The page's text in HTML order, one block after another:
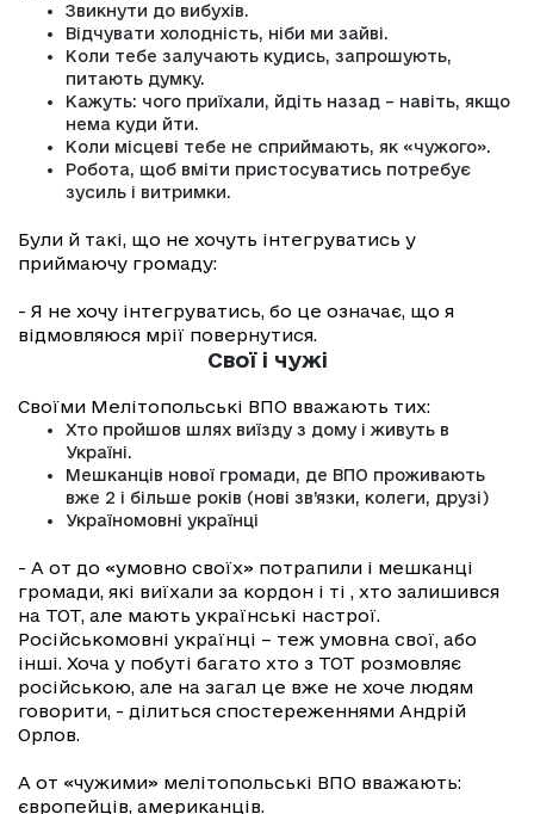
Звикнути до вибухів.
Відчувати холодність, ніби ми зайві.
Коли тебе залучають кудись, запрошують,
питають думку.
Кажуть: чого приїхали, йдіть назад – навіть, якщо
нема куди йти.
Коли місцеві тебе не сприймають, як «чужого».
Робота, щоб вміти пристосуватись потребує
зусиль і витримки.
Були й такі, що не хочуть інтегруватись у
приймаючу громаду:
- Я не хочу інтегруватись, бо це означає, що я
відмовляюся мрії повернутися.
Свої і чужі
Своїми Мелітопольські ВПО вважають тих:
Хто пройшов шлях виїзду з дому і живуть в
Україні.
Мешканців нової громади, де ВПО проживають
вже 2 і більше років (нові зв’язки, колеги, друзі)
Україномовні українці
- А от до «умовно своїх» потрапили і мешканці
громади, які виїхали за кордон і ті , хто залишився
на ТОТ, але мають українські настрої.
Російськомовні українці – теж умовна свої, або
інші. Хоча у побуті багато хто з ТОТ розмовляє
російською, але на загал це вже не хоче людям
говорити, - ділиться спостереженнями Андрій
Орлов.
А от «чужими» мелітопольські ВПО вважають:
європейців, американців.